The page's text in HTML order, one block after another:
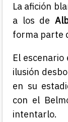
La afición
a los de
forma parte
El
ilusión
en su
con el
intentarlo.